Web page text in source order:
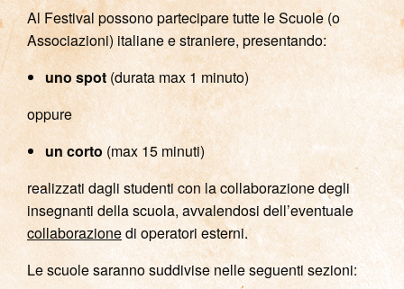
Al Festival possono partecipare tutte le Scuole (o
Associazioni) italiane e straniere, presentando:
uno spot (durata max 1 minuto)
oppure
un corto (max 15 minuti)
realizzati dagli studenti con la collaborazione degli
insegnanti della scuola, avvalendosi dell’eventuale
collaborazionedi operatori esterni.
Le scuole saranno suddivise nelle seguenti sezioni: